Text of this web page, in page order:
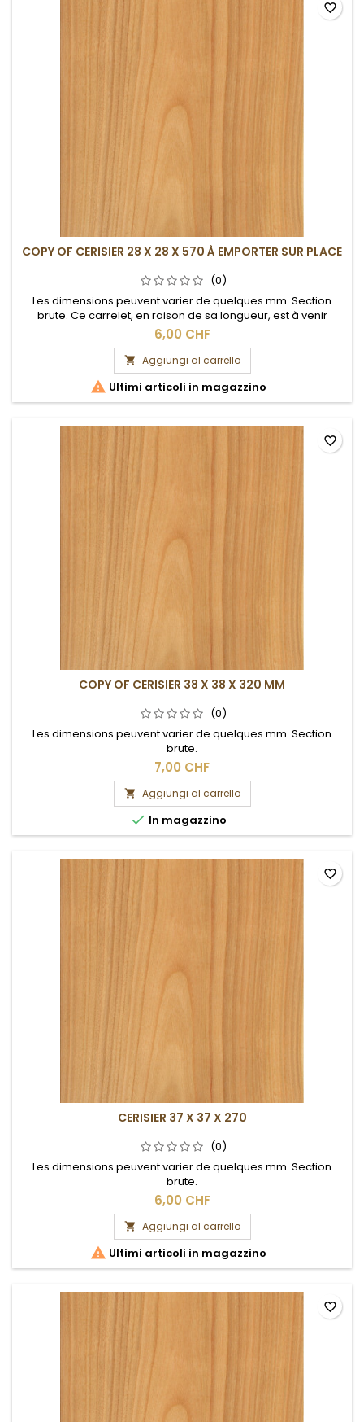
COPY OF CERISIER 28 X 28 X 570 À EMPORTER SUR PLACE
(0)
Les dimensions peuvent varier de quelques mm. Section
brute. Ce carrelet, en raison de sa longueur, est à venir
chercher sur place.
6,00 CHF
 Aggiungi al carrello
 Ultimi articoli in magazzino
favorite_border
COPY OF CERISIER 38 X 38 X 320 MM
(0)
Les dimensions peuvent varier de quelques mm. Section
brute.
7,00 CHF
 Aggiungi al carrello
 In magazzino
favorite_border
CERISIER 37 X 37 X 270
(0)
Les dimensions peuvent varier de quelques mm. Section
brute.
6,00 CHF
 Aggiungi al carrello
 Ultimi articoli in magazzino
favorite_border
favorite_border